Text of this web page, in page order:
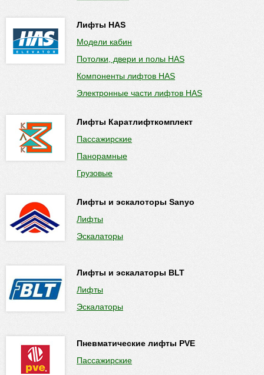
Лифты HAS
Модели кабин
Потолки, двери и полы HAS
Компоненты лифтов HAS
Электронные части лифтов HAS
Лифты Каратлифткомплект
Пассажирские
Панорамные
Грузовые
Лифты и эскалоторы Sanyo
Лифты
Эскалаторы
Лифты и эскалаторы BLT
Лифты
Эскалаторы
Пневматические лифты PVE
Пассажирские